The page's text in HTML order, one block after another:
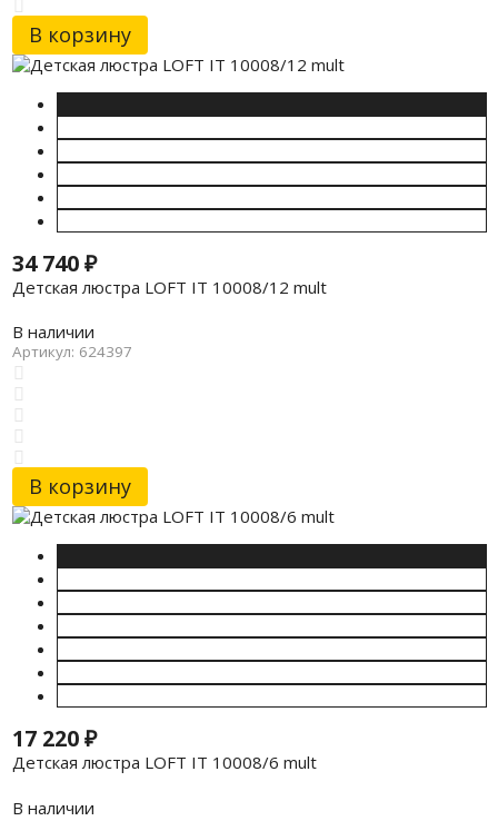
В корзину
34 740₽
Детская люстра LOFT IT 10008/12 mult
В наличии
Артикул: 624397
В корзину
17 220₽
Детская люстра LOFT IT 10008/6 mult
В наличии